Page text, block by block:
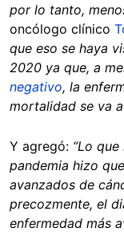
por lo tanto,
oncólogo clínico
que eso se haya
2020 ya que, a
negativo, la
mortalidad se va
Y agregó: “Lo
pandemia hizo
avanzados de
precozmente, el
enfermedad más